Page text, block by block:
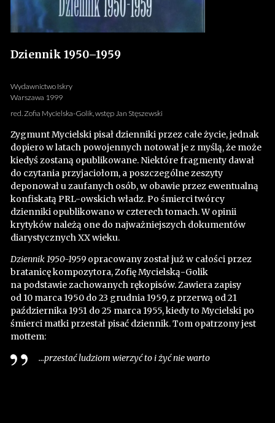
Dziennik 1950–1959
Wydawnictwo Iskry
Warszawa 1999
red. Zofia Mycielska-Golik, wstęp Jan Stęszewski
Zygmunt Mycielski pisał dzienniki przez całe życie, jednak
dopiero w latach powojennych notował je z myślą, że może
kiedyś zostaną opublikowane. Niektóre fragmenty dawał
do czytania przyjaciołom, a poszczególne zeszyty
deponował u zaufanych osób, w obawie przez ewentualną
konfiskatą PRL-owskich władz. Po śmierci twórcy
dzienniki opublikowano w czterech tomach. W opinii
krytyków należą one do najważniejszych dokumentów
diarystycznych XX wieku.
Dziennik 1950-1959 opracowany został już w całości przez
bratanicę kompozytora, Zofię Mycielską-Golik
na podstawie zachowanych rękopisów. Zawiera zapisy
od 10 marca 1950 do 23 grudnia 1959, z przerwą od 21
października 1951 do 25 marca 1955, kiedy to Mycielski po
śmierci matki przestał pisać dziennik. Tom opatrzony jest
mottem:
...przestać ludziom wierzyć to i żyć nie warto